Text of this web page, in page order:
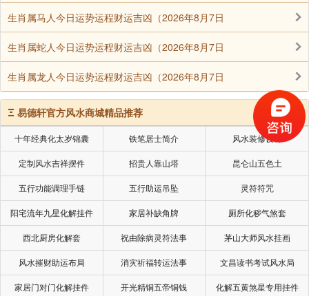
生肖属马人今日运势运程财运吉凶（2026年8月7日
生肖属蛇人今日运势运程财运吉凶（2026年8月7日
生肖属龙人今日运势运程财运吉凶（2026年8月7日
Ξ 易德轩官方风水商城精品推荐
十年经典化太岁锦囊 铁笔居士简介 风水装修设计
定制风水吉祥摆件 招贵人靠山塔 昆仑山五色土
五行功能调理手链 五行助运吊坠 灵符符咒
阳宅流年九星化解挂件 家居补缺角牌 厕所化秽气煞套
西北厨房化解套 祝由除病灵符法事 茅山大师风水挂画
风水摧财助运布局 消灾祈福转运法事 文昌读书考试风水局
家居门对门化解挂件 开光精铜五帝铜钱 化解五黄煞星专用挂件